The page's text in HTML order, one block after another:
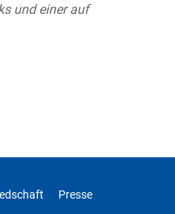
und einer auf
Presse